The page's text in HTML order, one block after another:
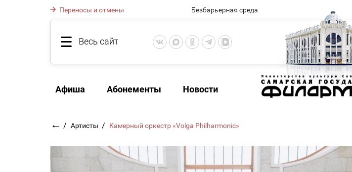
Переносы и отмены Безбарьерная среда
Весь сайт
Афиша Абонементы Новости
← / Артисты / Камерный оркестр «Volga Philharmonic»